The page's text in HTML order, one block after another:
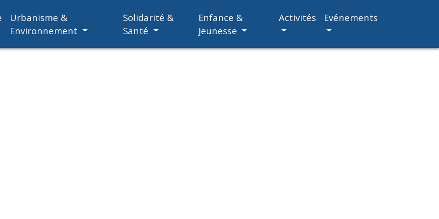
Urbanisme &
Environnement
Solidarité &
Santé
Enfance &
Jeunesse
Activités Evénements